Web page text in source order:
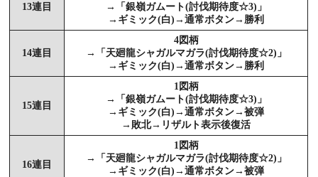
13連目
→「銀嶺ガムート(討伐期待度☆3)」
→ギミック(白)→通常ボタン→勝利
14連目
4図柄
→「天廻龍シャガルマガラ(討伐期待度☆2)」
→ギミック(白)→通常ボタン→勝利
15連目
1図柄
→「銀嶺ガムート(討伐期待度☆3)」
→ギミック(白)→通常ボタン→被弾
→敗北→リザルト表示後復活
16連目
1図柄
→「天廻龍シャガルマガラ(討伐期待度☆2)」
→ギミック(白)→通常ボタン→被弾